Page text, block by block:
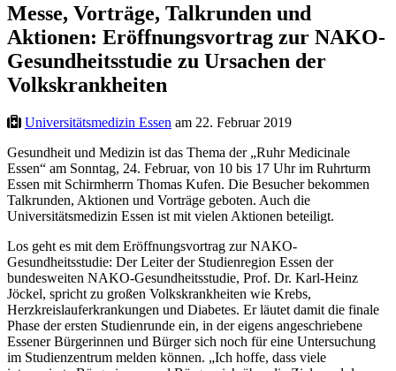
Messe, Vorträge, Talkrunden und
Aktionen: Eröffnungsvortrag zur NAKO-
Gesundheitsstudie zu Ursachen der
Volkskrankheiten
Universitätsmedizin Essen am 22. Februar 2019
Gesundheit und Medizin ist das Thema der „Ruhr Medicinale
Essen“ am Sonntag, 24. Februar, von 10 bis 17 Uhr im Ruhrturm
Essen mit Schirmherrn Thomas Kufen. Die Besucher bekommen
Talkrunden, Aktionen und Vorträge geboten. Auch die
Universitätsmedizin Essen ist mit vielen Aktionen beteiligt.
Los geht es mit dem Eröffnungsvortrag zur NAKO-
Gesundheitsstudie: Der Leiter der Studienregion Essen der
bundesweiten NAKO-Gesundheitsstudie, Prof. Dr. Karl-Heinz
Jöckel, spricht zu großen Volkskrankheiten wie Krebs,
Herzkreislauferkrankungen und Diabetes. Er läutet damit die finale
Phase der ersten Studienrunde ein, in der eigens angeschriebene
Essener Bürgerinnen und Bürger sich noch für eine Untersuchung
im Studienzentrum melden können. „Ich hoffe, dass viele